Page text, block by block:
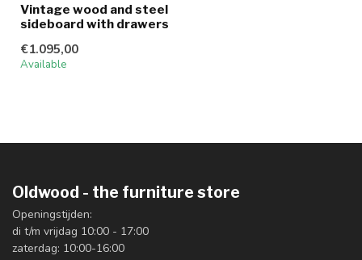
Vintage wood and steel
sideboard with drawers
€1.095,00
Available
Oldwood - the furniture store
Openingstijden:
di t/m vrijdag 10:00 - 17:00
zaterdag: 10:00-16:00